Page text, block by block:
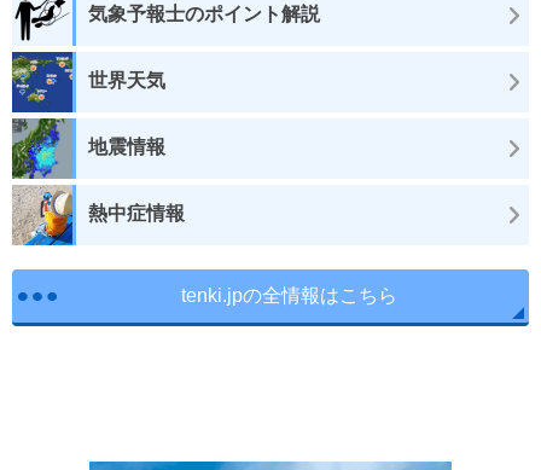
気象予報士のポイント解説
世界天気
地震情報
熱中症情報
tenki.jpの全情報はこちら